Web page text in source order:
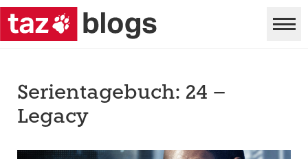
Serientagebuch: 24 –
Legacy